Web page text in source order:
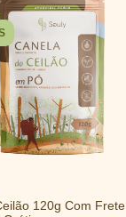
120g Com Frete